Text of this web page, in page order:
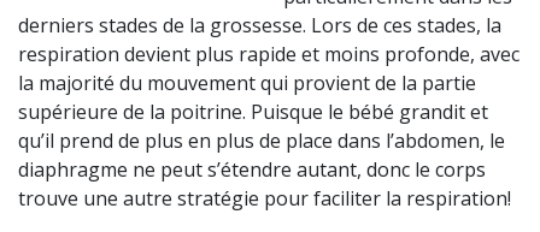
derniers stades de la grossesse. Lors de ces stades, la
respiration devient plus rapide et moins profonde, avec
la majorité du mouvement qui provientde la partie
supérieure de la poitrine. Puisque le bébé grandit et
qu’il prend de plus en plus de place dans l’abdomen, le
diaphragme ne peut s’étendre autant, donc le corps
trouve une autre stratégie pour faciliter la respiration!